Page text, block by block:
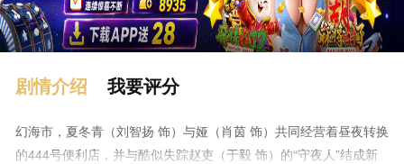
剧情介绍 我要评分
幻海市，夏冬青（刘智扬 饰）与娅（肖茵 饰）共同经营着昼夜转换
的444号便利店，并与酷似失踪赵吏（于毅 饰）的“守夜人”结成新